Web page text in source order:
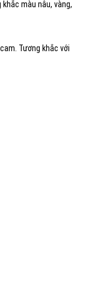
màu nâu, vàng,
Tương khắc với